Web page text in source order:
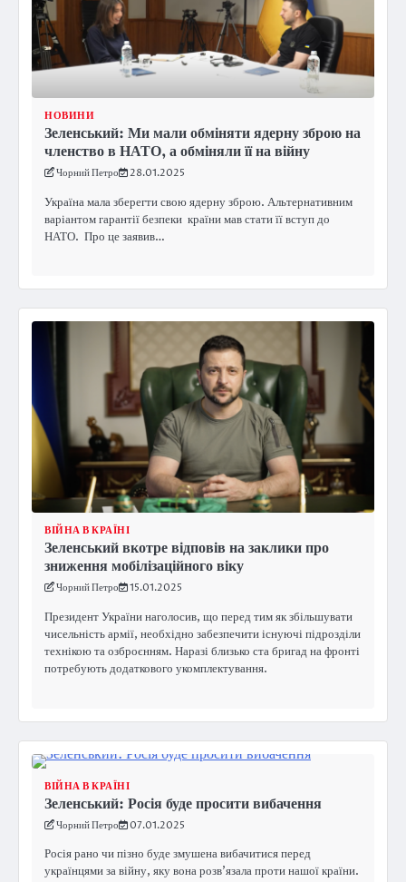
НОВИНИ
Зеленський: Ми мали обміняти ядерну зброю на
членство в НАТО, а обміняли її на війну
Чорний Петро 28.01.2025
Україна мала зберегти свою ядерну зброю. Альтернативним
варіантом гарантії безпеки країни мав стати її вступ до
НАТО. Про це заявив…
ВІЙНА В КРАЇНІ
Зеленський вкотре відповів на заклики про
зниження мобілізаційного віку
Чорний Петро 15.01.2025
Президент України наголосив, що перед тим як збільшувати
чисельність армії, необхідно забезпечити існуючі підрозділи
технікою та озброєнням. Наразі близько ста бригад на фронті
потребують додаткового укомплектування.
ВІЙНА В КРАЇНІ
Зеленський: Росія буде просити вибачення
Чорний Петро 07.01.2025
Росія рано чи пізно буде змушена вибачитися перед
українцями за війну, яку вона розв’язала проти нашої країни.